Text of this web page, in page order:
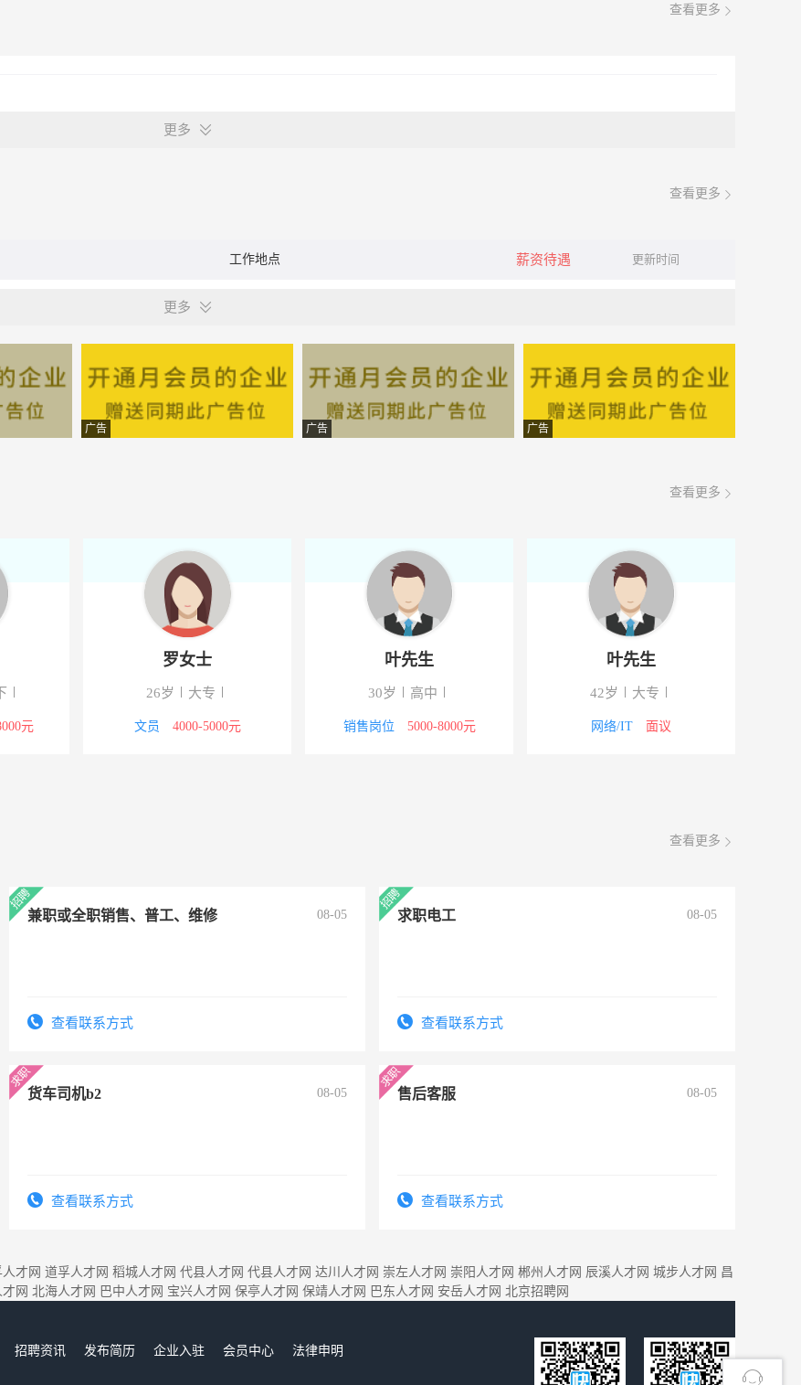
查看更多
更多
查看更多
工作地点 薪资待遇 更新时间
更多
广告 广告 广告
查看更多
元
罗女士
26岁 大专
文员 4000-5000元
叶先生
30岁 高中
销售岗位 5000-8000元
叶先生
42岁 大专
网络/IT 面议
查看更多
兼职或全职销售、普工、维修 08-05
查看联系方式
求职电工 08-05
查看联系方式
货车司机b2 08-05
查看联系方式
售后客服 08-05
查看联系方式
才网 道孚人才网 稻城人才网 代县人才网 代县人才网 达川人才网 崇左人才网 崇阳人才网 郴州人才网 辰溪人才网 城步人才网 昌
网 北海人才网 巴中人才网 宝兴人才网 保亭人才网 保靖人才网 巴东人才网 安岳人才网 北京招聘网
招聘资讯 发布简历 企业入驻 会员中心
法律申明